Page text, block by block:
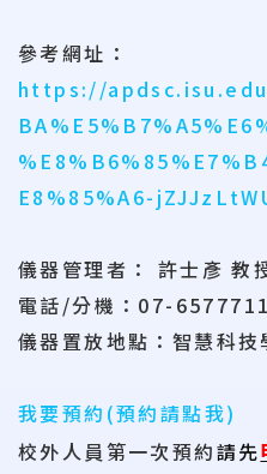
參考網址：
https://
E8%85%A6-
儀器管理者： 許士彥 教
電話/分機：07-
儀器置放地點：智慧科
我要預約(預約請點我)
校外人員第一次預約請先